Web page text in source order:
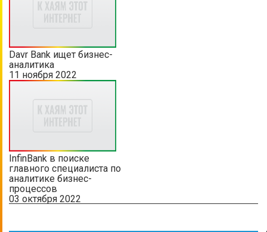
Davr Bank ищет бизнес-
аналитика
11 ноября 2022
InfinBank в поиске
главного специалиста по
аналитике бизнес-
процессов
03 октября 2022